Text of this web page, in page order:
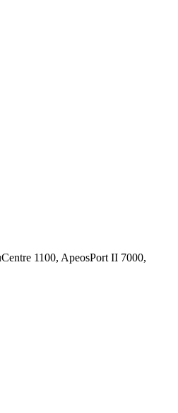
1100, ApeosPort II 7000,